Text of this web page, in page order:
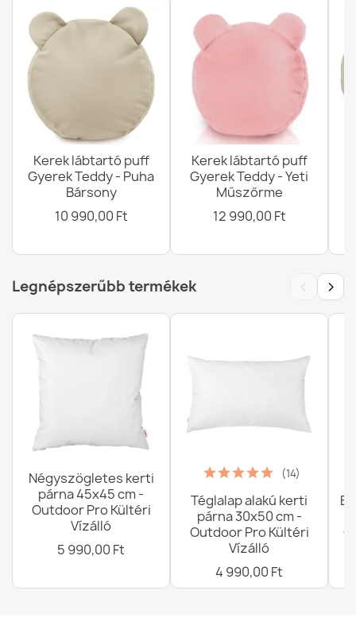
Kerek lábtartó puff
Gyerek Teddy - Puha
Bársony
10 990,00 Ft
Kerek lábtartó puff
Gyerek Teddy - Yeti
Műszőrme
12 990,00 Ft
Legnépszerűbb termékek ‹ ›
Négyszögletes kerti
párna 45x45 cm -
Outdoor Pro Kültéri
Vízálló
5 990,00 Ft
(14)
Téglalap alakú kerti
párna 30x50 cm -
Outdoor Pro Kültéri
Vízálló
4 990,00 Ft